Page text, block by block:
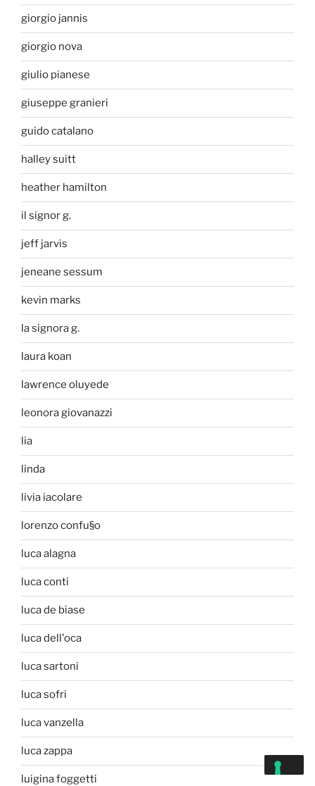
giorgio jannis
giorgio nova
giulio pianese
giuseppe granieri
guido catalano
halley suitt
heather hamilton
il signor g.
jeff jarvis
jeneane sessum
kevin marks
la signora g.
laura koan
lawrence oluyede
leonora giovanazzi
lia
linda
livia iacolare
lorenzo confu§o
luca alagna
luca conti
luca de biase
luca dell'oca
luca sartoni
luca sofri
luca vanzella
luca zappa
luigina foggetti